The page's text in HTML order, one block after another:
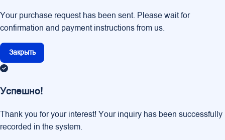
Your purchase request has been sent. Please wait for
confirmation and payment instructions from us.
Закрыть
Успешно!
Thank you for your interest! Your inquiry has been successfully
recorded in the system.